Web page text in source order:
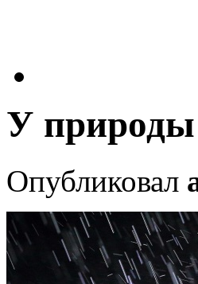
У природы
Опубликовал